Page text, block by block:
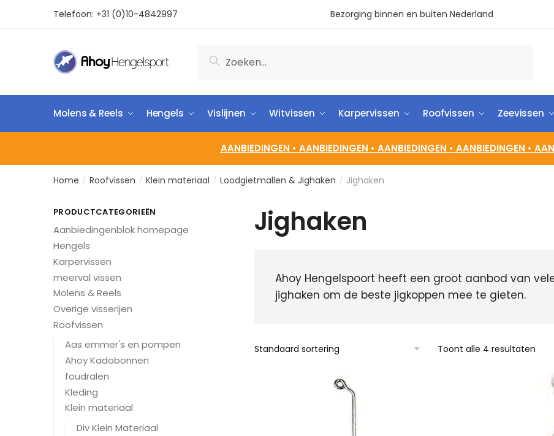
Telefoon: +31 (0)10-4842997 Bezorging binnen en buiten Nederland
Zoeken
Molens & Reels Hengels Vislijnen Witvissen Karpervissen Roofvissen Zeevissen
AANBIEDINGEN • AANBIEDINGEN • AANBIEDINGEN • AANBIEDINGEN •
Home / Roofvissen / Klein materiaal / Loodgietmallen & Jighaken / Jighaken
Jighaken
Ahoy Hengelspoort heeft een groot aanbod van
jighaken om de beste jigkoppen mee te gieten.
Toont alle 4 resultaten
PRODUCTCATEGORIEËN
Aanbiedingenblok homepage
Hengels
Karpervissen
meerval vissen
Molens & Reels
Overige visserijen
Roofvissen
Aas emmer's en pompen
Ahoy Kadobonnen
foudralen
Kleding
Klein materiaal
Div Klein Materiaal